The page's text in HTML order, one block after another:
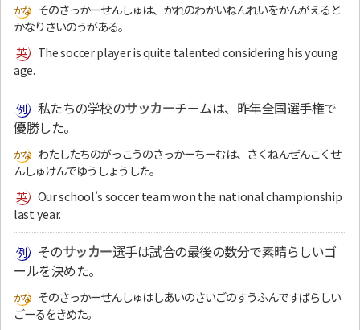
そのさっかーせんしゅは、かれのわかいねんれいをかんがえると
かなりさいのうがある。
The soccer player is quite talented considering his young
age.
私たちの学校のサッカーチームは、昨年全国選手権で
優勝した。
わたしたちのがっこうのさっかーちーむは、さくねんぜんこくせ
んしゅけんでゆうしょうした。
Our school’s soccer team won the national championship
last year.
そのサッカー選手は試合の最後の数分で素晴らしいゴ
ールを決めた。
そのさっかーせんしゅはしあいのさいごのすうふんですばらしい
ごーるをきめた。